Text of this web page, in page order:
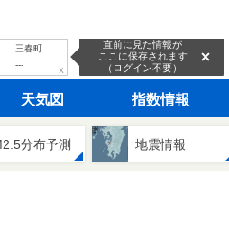
三春町
---
ｘ
直前に見た情報が
ここに保存されます
（ログイン不要）
天気図 指数情報
分布予測 地震情報